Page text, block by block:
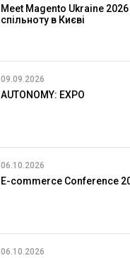
Meet Magento Ukraine
спільноту в Києві
09.09.2026
AUTONOMY: EXPO
06.10.2026
E-commerce Conference
06.10.2026